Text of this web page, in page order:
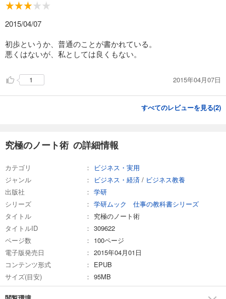
2015/04/07
初歩というか、普通のことが書かれている。
悪くはないが、私としては良くもない。
1 2015年04月07日
すべてのレビューを見る(2)
究極のノート術 の詳細情報
カテゴリ
ビジネス・実用
ジャンル
ビジネス・経済 / ビジネス教養
出版社
学研
シリーズ
学研ムック 仕事の教科書シリーズ
タイトル
究極のノート術
タイトルID
309622
ページ数
100ページ
電子版発売日
2015年04月01日
コンテンツ形式
EPUB
サイズ(目安)
95MB